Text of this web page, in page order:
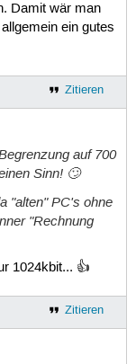
Damit wär man
ein gutes
Zitieren
auf 700
Sinn! 🙄
"alten" PC's ohne
"Rechnung
1024kbit... 👍
Zitieren